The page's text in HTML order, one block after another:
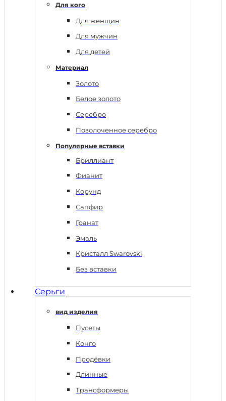
Для кого
Для женщин
Для мужчин
Для детей
Материал
Золото
Белое золото
Серебро
Позолоченное серебро
Популярные вставки
Бриллиант
Фианит
Корунд
Сапфир
Гранат
Эмаль
Кристалл Swarovski
Без вставки
Серьги
вид изделия
Пусеты
Конго
Продёвки
Длинные
Трансформеры